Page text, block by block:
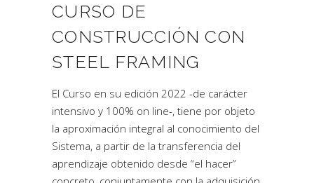
CURSO DE
CONSTRUCCIÓN CON
STEEL FRAMING
El Curso en su edición 2022 -de carácter
intensivo y 100% on line-, tiene por objeto
la aproximación integral al conocimiento del
Sistema, a partir de la transferencia del
aprendizaje obtenido desde “el hacer”